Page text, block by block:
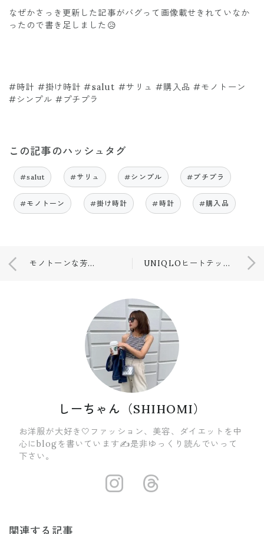
なぜかさっき更新した記事がバグって画像載せきれていなか
ったので書き足しました😥
#時計 #掛け時計 #salut #サリュ #購入品 #モノトーン
#シンプル #プチプラ
この記事のハッシュタグ
#salut #サリュ #シンプル #プチプラ
#モノトーン #掛け時計 #時計 #購入品
モノトーンな芳香剤🎈 UNIQLOヒートテックパンツ♢👖
しーちゃん（SHIHOMI）
お洋服が大好き🤍ファッション、美容、ダイエットを中
心にblogを書いています✍️是非ゆっくり読んでいって
下さい。
https://
関連する記事